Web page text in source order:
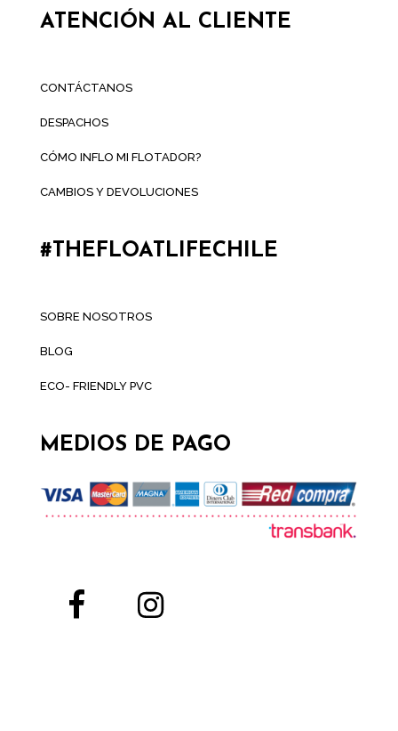
ATENCIÓN AL CLIENTE
CONTÁCTANOS
DESPACHOS
CÓMO INFLO MI FLOTADOR?
CAMBIOS Y DEVOLUCIONES
#THEFLOATLIFECHILE
SOBRE NOSOTROS
BLOG
ECO- FRIENDLY PVC
MEDIOS DE PAGO